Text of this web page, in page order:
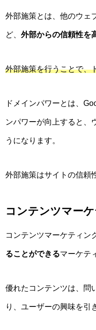
外部施策とは、他のウェ
ど、 外部からの信頼性を
外部施策を行うことで、
ドメインパワーとは、
ンパワーが向上すると、
うになります。
外部施策はサイトの信頼
コンテンツマー
コンテンツマーケティン
ることができるマーケテ
優れたコンテンツは、問
り、ユーザーの興味を引